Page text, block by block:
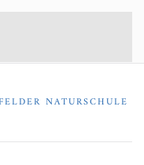
NATURSCHULE